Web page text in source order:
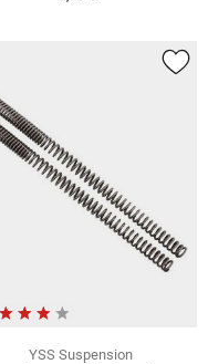
YSS Suspension